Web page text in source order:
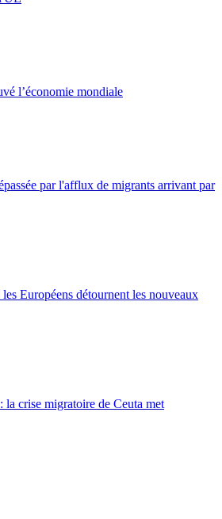
l’économie mondiale
par l'afflux de migrants arrivant par
Européens détournent les nouveaux
la crise migratoire de Ceuta met